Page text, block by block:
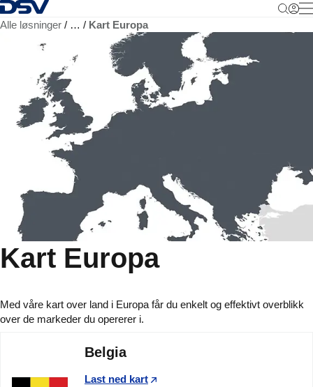
Tilbake til hjemmesiden
Alle løsninger … Kart Europa
Kart Europa
Med våre kart over land i Europa får du enkelt og effektivt overblikk
over de markeder du opererer i.
Belgia
Last ned kart